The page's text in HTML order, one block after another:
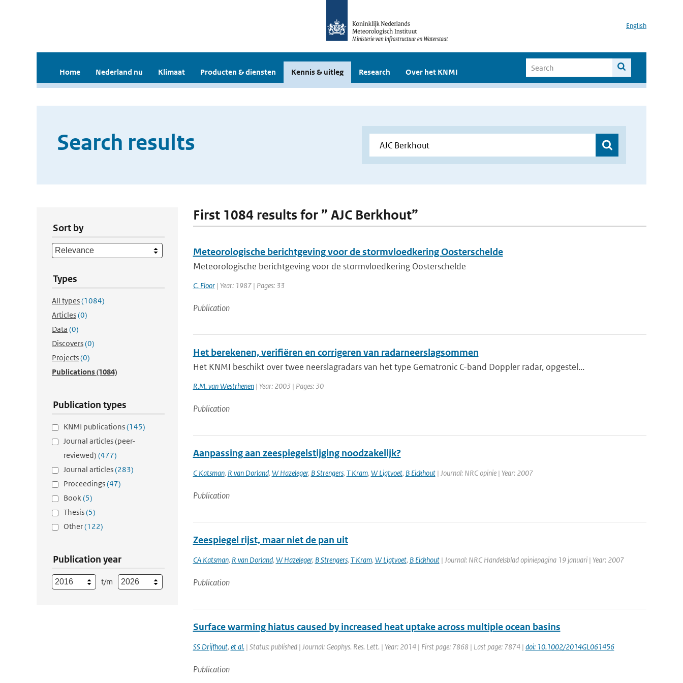
English
Home Nederland nu Klimaat Producten & diensten Kennis & uitleg Research Over het KNMI
Search results
Sort by
Types
All types(1084)
Articles(0)
Data (0)
Discovers(0)
Projects(0)
Publications(1084)
Publication types
KNMI publications(145)
Journal articles (peer-
reviewed) (477)
Journal articles(283)
Proceedings(47)
Book(5)
Thesis(5)
Other(122)
Publication year
t/m
First 1084 results for ” AJC Berkhout”
Meteorologische berichtgeving voor de stormvloedkering Oosterschelde
Meteorologische berichtgeving voor de stormvloedkering Oosterschelde
C. Floor| Year: 1987 | Pages: 33
Publication
Het berekenen, verifiëren en corrigeren van radarneerslagsommen
Het KNMI beschikt over twee neerslagradars van het type Gematronic C-band Doppler radar, opgestel...
R.M. van Westrhenen| Year: 2003 | Pages: 30
Publication
Aanpassing aan zeespiegelstijging noodzakelijk?
C Katsman, R van Dorland, W Hazeleger, B Strengers, T Kram, W Ligtvoet, B Eickhout| Journal: NRC opinie | Year: 2007
Publication
Zeespiegel rijst, maar niet de pan uit
CA Katsman, R van Dorland, W Hazeleger, B Strengers, T Kram, W Ligtvoet, B Eickhout| Journal: NRC Handelsblad opiniepagina 19 januari | Year: 2007
Publication
Surface warming hiatus caused by increased heat uptake across multiple ocean basins
SS Drijfhout, et al.| Status: published | Journal: Geophys. Res. Lett. | Year: 2014 | First page: 7868 | Last page: 7874 | doi: 10.1002/2014GL061456
Publication